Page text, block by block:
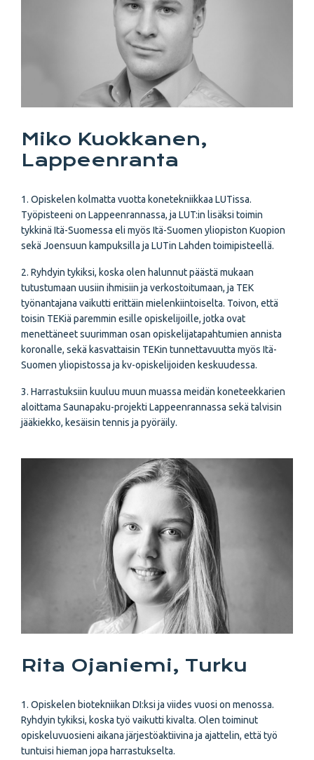
Miko Kuokkanen,
Lappeenranta
1. Opiskelen kolmatta vuotta konetekniikkaa LUTissa.
Työpisteeni on Lappeenrannassa, ja LUT:in lisäksi toimin
tykkinä Itä-Suomessa eli myös Itä-Suomen yliopiston Kuopion
sekä Joensuun kampuksilla ja LUTin Lahden toimipisteellä.
2. Ryhdyin tykiksi, koska olen halunnut päästä mukaan
tutustumaan uusiin ihmisiin ja verkostoitumaan, ja TEK
työnantajana vaikutti erittäin mielenkiintoiselta. Toivon, että
toisin TEKiä paremmin esille opiskelijoille, jotka ovat
menettäneet suurimman osan opiskelijatapahtumien annista
koronalle, sekä kasvattaisin TEKin tunnettavuutta myös Itä-
Suomen yliopistossa ja kv-opiskelijoiden keskuudessa.
3. Harrastuksiin kuuluu muun muassa meidän koneteekkarien
aloittama Saunapaku-projekti Lappeenrannassa sekä talvisin
jääkiekko, kesäisin tennis ja pyöräily.
Rita Ojaniemi, Turku
1. Opiskelen biotekniikan DI:ksi ja viides vuosi on menossa.
Ryhdyin tykiksi, koska työ vaikutti kivalta. Olen toiminut
opiskeluvuosieni aikana järjestöaktiivina ja ajattelin, että työ
tuntuisi hieman jopa harrastukselta.